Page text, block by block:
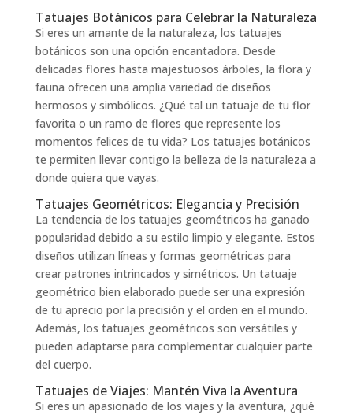
Tatuajes Botánicos para Celebrar la Naturaleza
Si eres un amante de la naturaleza, los tatuajes
botánicos son una opción encantadora. Desde
delicadas flores hasta majestuosos árboles, la flora y
fauna ofrecen una amplia variedad de diseños
hermosos y simbólicos. ¿Qué tal un tatuaje de tu flor
favorita o un ramo de flores que represente los
momentos felices de tu vida? Los tatuajes botánicos
te permiten llevar contigo la belleza de la naturaleza a
donde quiera que vayas.
Tatuajes Geométricos: Elegancia y Precisión
La tendencia de los tatuajes geométricos ha ganado
popularidad debido a su estilo limpio y elegante. Estos
diseños utilizan líneas y formas geométricas para
crear patrones intrincados y simétricos. Un tatuaje
geométrico bien elaborado puede ser una expresión
de tu aprecio por la precisión y el orden en el mundo.
Además, los tatuajes geométricos son versátiles y
pueden adaptarse para complementar cualquier parte
del cuerpo.
Tatuajes de Viajes: Mantén Viva la Aventura
Si eres un apasionado de los viajes y la aventura, ¿qué